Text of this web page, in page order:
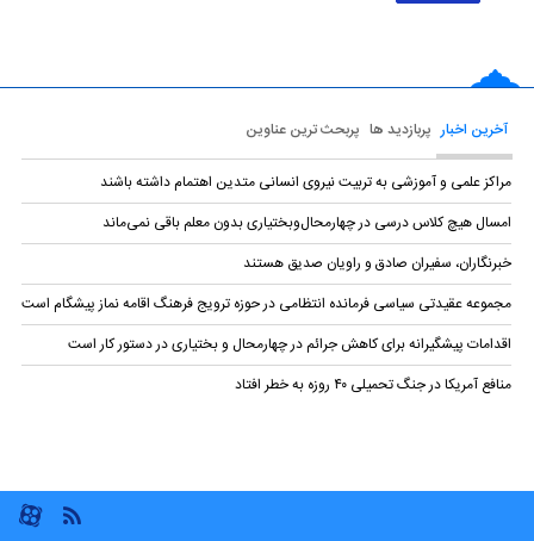
آخرین اخبار پربازدید ها پربحث ترین عناوین
مراکز علمی و آموزشی به تربیت نیروی انسانی متدین اهتمام داشته باشند
امسال هیچ کلاس درسی در چهارمحال‌وبختیاری بدون معلم باقی نمی‌ماند
خبرنگاران، سفیران صادق و راویان صدیق هستند
مجموعه عقیدتی سیاسی فرمانده انتظامی در حوزه ترویج فرهنگ اقامه نماز پیشگام است
اقدامات پیشگیرانه برای کاهش جرائم در چهارمحال و بختیاری در دستور کار است
منافع آمریکا در جنگ تحمیلی ۴۰ روزه به خطر افتاد